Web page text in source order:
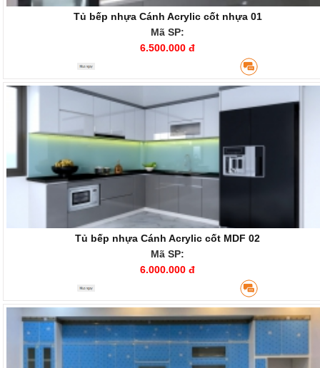
Tủ bếp nhựa Cánh Acrylic cốt nhựa 01
Mã SP:
6.500.000 đ
Tủ bếp nhựa Cánh Acrylic cốt MDF 02
Mã SP:
6.000.000 đ